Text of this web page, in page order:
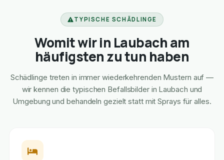
TYPISCHE SCHÄDLINGE
Womit wir in Laubach am
häufigsten zu tun haben
Schädlinge treten in immer wiederkehrenden Mustern auf —
wir kennen die typischen Befallsbilder in Laubach und
Umgebung und behandeln gezielt statt mit Sprays für alles.